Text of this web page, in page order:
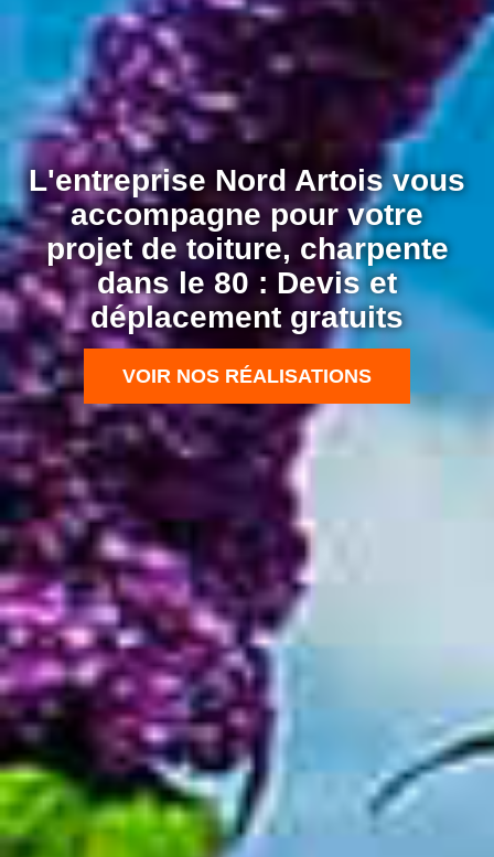
L'entreprise Nord Artois vous
accompagne pour votre
projet de toiture, charpente
dans le 80 : Devis et
déplacement gratuits
VOIR NOS RÉALISATIONS